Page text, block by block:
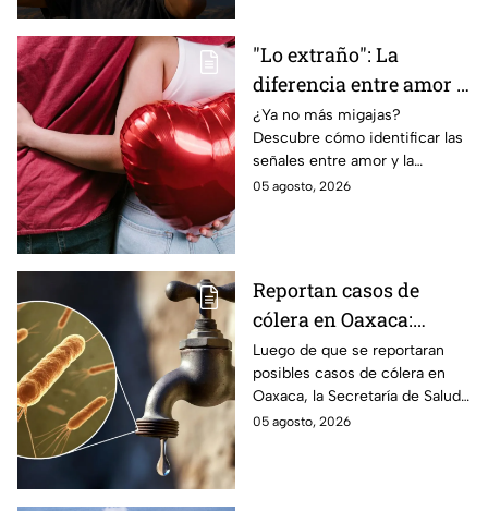
"Lo extraño": La
diferencia entre amor y
dependencia
emocional
¿Ya no más migajas?
Descubre cómo identificar las
señales entre amor y la
dependencia emocional. Estos
05 agosto, 2026
Reportan casos de
cólera en Oaxaca:
síntomas y las
principales formas de
contagio
Luego de que se reportaran
posibles casos de cólera en
Oaxaca, la Secretaría de Salud
del Estado pide tomar
05 agosto, 2026